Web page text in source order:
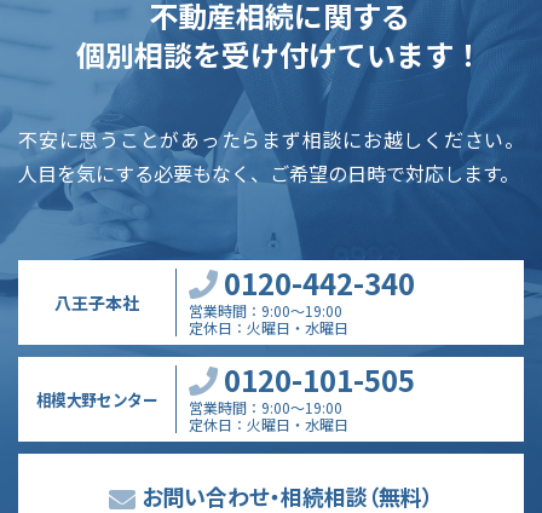
不動産相続に関する
個別相談を受け付けています！
不安に思うことがあったらまず相談にお越しください。
人目を気にする必要もなく、ご希望の日時で対応します。
八王子本社 0120-442-340
営業時間
9:00～19:00
定休日
火曜日・水曜日
相模大野センター 0120-101-505
営業時間
9:00～19:00
定休日
火曜日・水曜日
お問い合わせ・相続相談（無料）